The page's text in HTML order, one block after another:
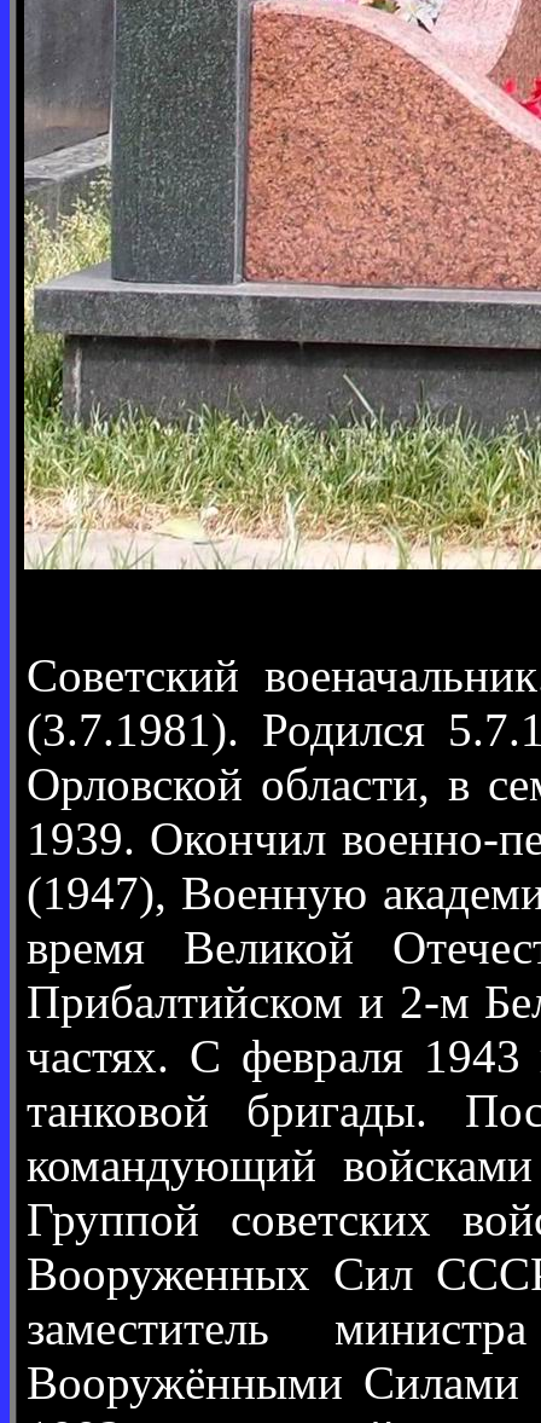
Советский
(3.7.1981). Родился
Орловской области, в
1939. Окончил военно-
(1947), Военную
время Великой
Прибалтийском и 2-м
частях. С февраля 1943
танковой бригады.
командующий
Группой советских
Вооруженных Сил
заместитель
Вооружёнными Силами